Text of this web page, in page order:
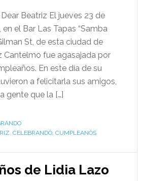
Beatriz El jueves 23 de
el Bar Las Tapas “Samba
St, de esta ciudad de
Cantelmo fue agasajada por
En este día de su
a felicitarla sus amigos,
gente que la […]
, CELEBRANDO, CUMPLEANOS
de Lidia Lazo